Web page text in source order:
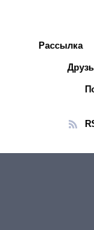
Рассылка